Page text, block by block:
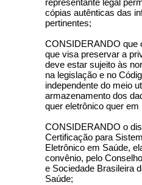
representante legal
cópias autênticas das
pertinentes;
CONSIDERANDO que
que visa preservar a
deve estar sujeito às
na legislação e no
independente do meio
armazenamento dos
quer eletrônico quer em
CONSIDERANDO o
Certificação para
Eletrônico em Saúde,
convênio, pelo
e Sociedade Brasileira
Saúde;